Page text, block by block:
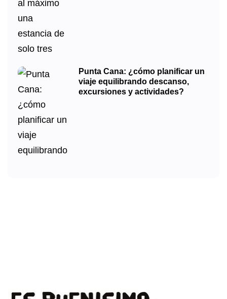
Punta Cana: ¿cómo planificar un
viaje equilibrando descanso,
excursiones y actividades?